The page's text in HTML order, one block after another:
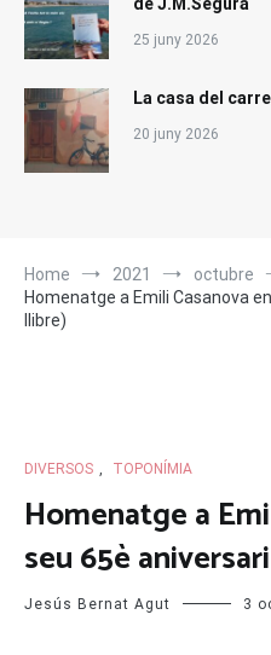
25 juny 2026
La casa del
20 juny 2026
Home 2021
octubre
Homenatge a Emili Casanova
llibre)
DIVERSOS , TOPONÍMIA
Homenatge a
seu 65è
Jesús Bernat Agut 3